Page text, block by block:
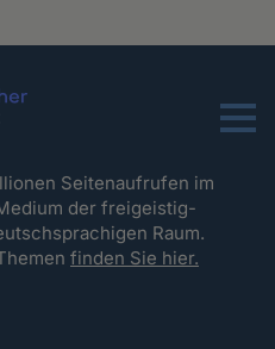
Menu
Seitenaufrufen im
der freigeistig-
Raum.
finden Sie hier.